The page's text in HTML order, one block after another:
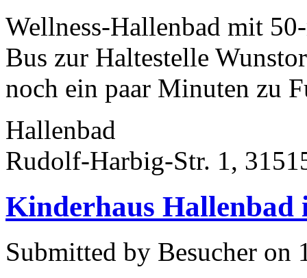
Wellness-Hallenbad mit
Bus zur Haltestelle
noch ein paar Minuten zu
Hallenbad
Rudolf-Harbig-Str. 1,
Kinderhaus Hallenbad
Submitted by Besucher on